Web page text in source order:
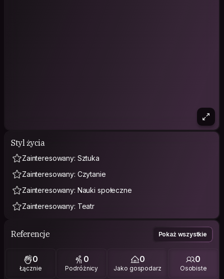
Styl życia
Zainteresowany: Sztuka
Zainteresowany: Czytanie
Zainteresowany: Nauki społeczne
Zainteresowany: Teatr
Referencje Pokaż wszystkie
0
Łącznie
0
Podróżnicy
0
Jako gospodarz
0
Osobiste